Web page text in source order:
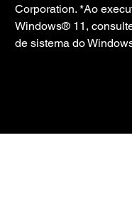
Corporation. *Ao
Windows® 11,
de sistema do